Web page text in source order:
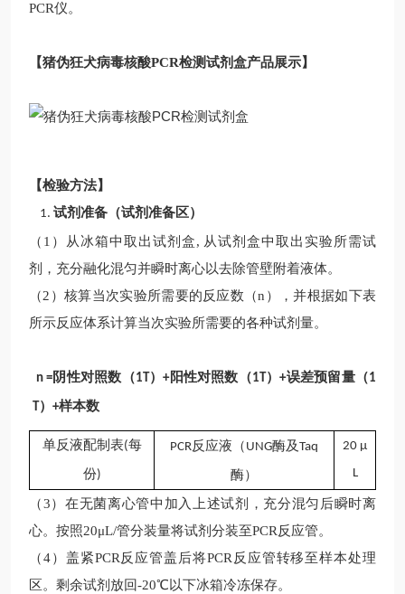
PCR仪。
【猪伪狂犬病毒核酸PCR检测试剂盒产品展示】
【检验方法】
1. 试剂准备（试剂准备区）
（ 1）从冰箱中取出试剂盒, 从试剂盒中取出实验所需试
剂，充分融化混匀并瞬时离心以去除管壁附着液体。
（2）核算当次实验所需要的反应数（n），并根据如下表
所示反应体系计算当次实验所需要的各种试剂量。
n = 阴性对照数（1T）+阳性对照数（1T）+误差预留量（1
T） +样本数
单反液配制表(每
份)
PCR反应液 （ UNG酶及 Taq
酶）
20 μ
L
（3）在无菌离心管中加入上述试剂，充分混匀后瞬时离
心。按照20μL/管分装量将试剂分装至PCR反应管。
（4）盖紧PCR反应管盖后将PCR反应管转移至样本处理
区。剩余试剂放回-20℃以下冰箱冷冻保存。